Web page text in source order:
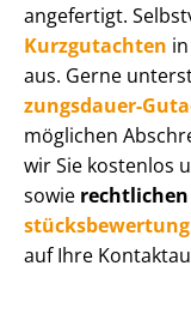
angefertigt.
Kurzgutachten in
aus. Gerne
zungs­dau­er-
möglichen
wir Sie kostenlos
sowie rechtlichen
stücks­be­wer­tung
auf Ihre